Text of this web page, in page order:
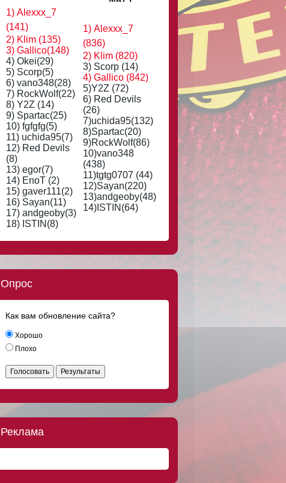
1) Alexxx_7
(141)
2) Klim (135)
3) Gallico(148)
4) Okei(29)
5) Scorp(5)
6) vano348(28)
7) RockWolf(22)
8) Y2Z (14)
9) Spartac(25)
10) fgfgfg(5)
11) uchida95(7)
12) Red Devils
(8)
13) egor(7)
14) EnoT (2)
15) gaver111(2)
16) Sayan(11)
17) andgeoby(3)
18) ISTIN(8)
1) Alexxx_7
(836)
2) Klim (820)
3) Scorp (14)
4) Gallico (842)
5)Y2Z (72)
6) Red Devils
(26)
7)uchida95(132)
8)Spartac(20)
9)RockWolf(86)
10)vano348
(438)
11)tgtg0707 (44)
12)Sayan(220)
13)andgeoby(48)
14)ISTIN(64)
Опрос
Как вам обновление сайта?
Хорошо
Плохо
Голосовать Результаты
Реклама